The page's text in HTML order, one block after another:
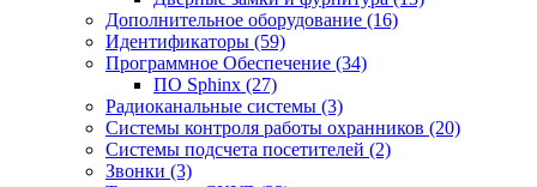
Дополнительное оборудование (16)
Идентификаторы (59)
Программное Обеспечение (34)
ПО Sphinx (27)
Радиоканальные системы (3)
Системы контроля работы охранников (20)
Системы подсчета посетителей (2)
Звонки (3)